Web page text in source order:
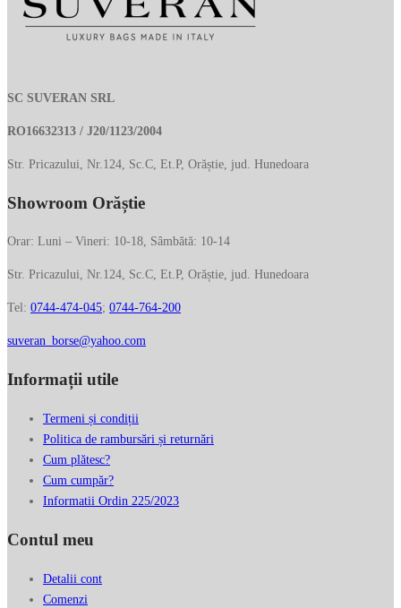
SC SUVERAN SRL
RO16632313 / J20/1123/2004
Str. Pricazului, Nr.124, Sc.C, Et.P, Orăștie, jud. Hunedoara
Showroom Orăștie
Orar: Luni – Vineri: 10-18, Sâmbătă: 10-14
Str. Pricazului, Nr.124, Sc.C, Et.P, Orăștie, jud. Hunedoara
Tel: 0744-474-045; 0744-764-200
suveran_borse@yahoo.com
Informații utile
Termeni și condiții
Politica de rambursări și returnări
Cum plătesc?
Cum cumpăr?
Informatii Ordin 225/2023
Contul meu
Detalii cont
Comenzi